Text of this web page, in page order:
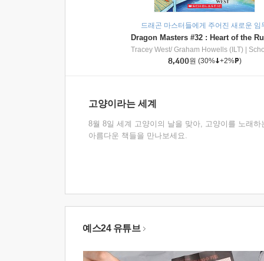
드래곤 마스터들에게 주어진 새로운 임
Tracey West/ Graham Howells (ILT)
8,400원 (30% +2% )
고양이라는 세계
8월 8일 세계 고양이의 날을 맞아, 고양이를 노래하
아름다운 책들을 만나보세요.
예스24 유튜브